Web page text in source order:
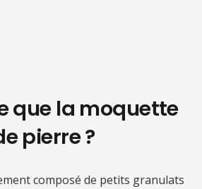
que la moquette
pierre ?
composé de petits granulats